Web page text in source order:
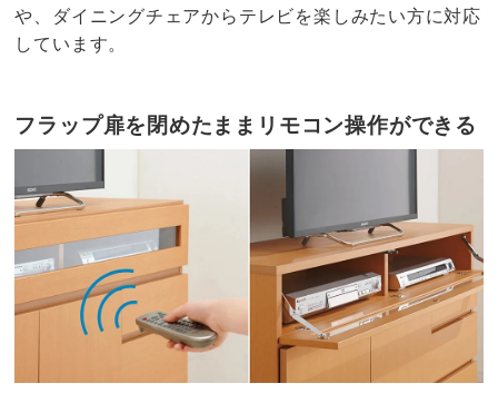
や、ダイニングチェアからテレビを楽しみたい方に対応
しています。
フラップ扉を閉めたままリモコン操作ができる